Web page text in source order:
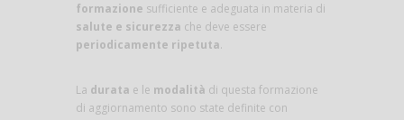
formazione sufficiente e adeguata in materia di
salute e sicurezza che deve essere
periodicamente ripetuta.
La durata e le modalità di questa formazione
di aggiornamento sono state definite con